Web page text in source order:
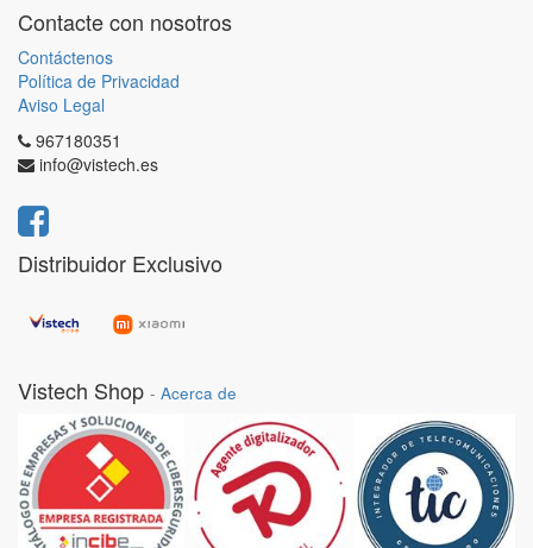
Contacte con nosotros
Contáctenos
Política de Privacidad
Aviso Legal
967180351
info@vistech.es
Distribuidor Exclusivo
Vistech Shop - Acerca de